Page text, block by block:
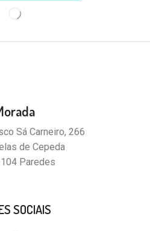
Sá Carneiro, 266
de Cepeda
Paredes
SOCIAIS